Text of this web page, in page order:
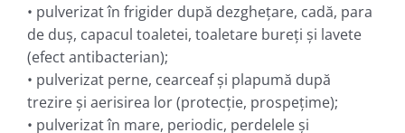
• pulverizat în frigider după dezgheţare, cadă, para
de duş, capacul toaletei, toaletare bureţi şi lavete
(efect antibacterian);
• pulverizat perne, cearceaf şi plapumă după
trezire şi aerisirea lor (protecţie, prospeţime);
• pulverizat în mare, periodic, perdelele şi